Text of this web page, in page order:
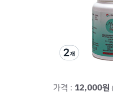
가격 : 12,000원